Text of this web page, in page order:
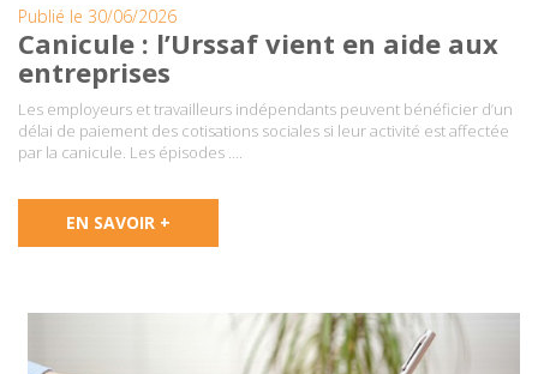
Publié le 30/06/2026
Canicule : l’Urssaf vient en aide aux
entreprises
Les employeurs et travailleurs indépendants peuvent bénéficier d’un
délai de paiement des cotisations sociales si leur activité est affectée
par la canicule. Les épisodes ….
EN SAVOIR +